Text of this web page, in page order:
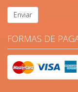
Enviar
FORMAS DE